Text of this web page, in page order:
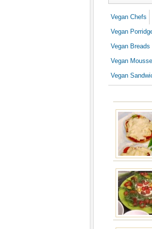
Vegan Chefs
Vegan
Vegan Breads
Vegan
Vegan